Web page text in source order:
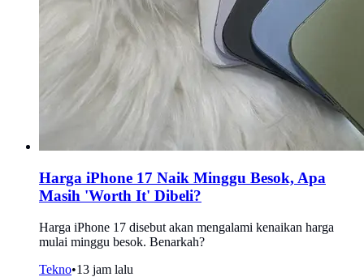
Harga iPhone 17 Naik Minggu Besok, Apa
Masih 'Worth It' Dibeli?
Harga iPhone 17 disebut akan mengalami kenaikan harga
mulai minggu besok. Benarkah?
Tekno•13 jam lalu